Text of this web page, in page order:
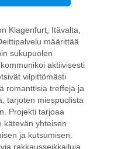
Klagenfurt, Itävalta,
määrittää
sukupuolen
aktiivisesti
vilpittömästi
romanttisia treffejä ja
tarjoten miespuolista
Projekti tarjoaa
kätevän yhteisen
ja kutsumisen.
rakkausseikkailuja,